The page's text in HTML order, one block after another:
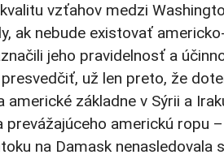
vzťahov medzi
ak nebude existovať
jeho pravidelnosť a
už len preto, že
americké základne v Sýrii a
prevážajúceho americkú ropu
na Damask nenasledovala